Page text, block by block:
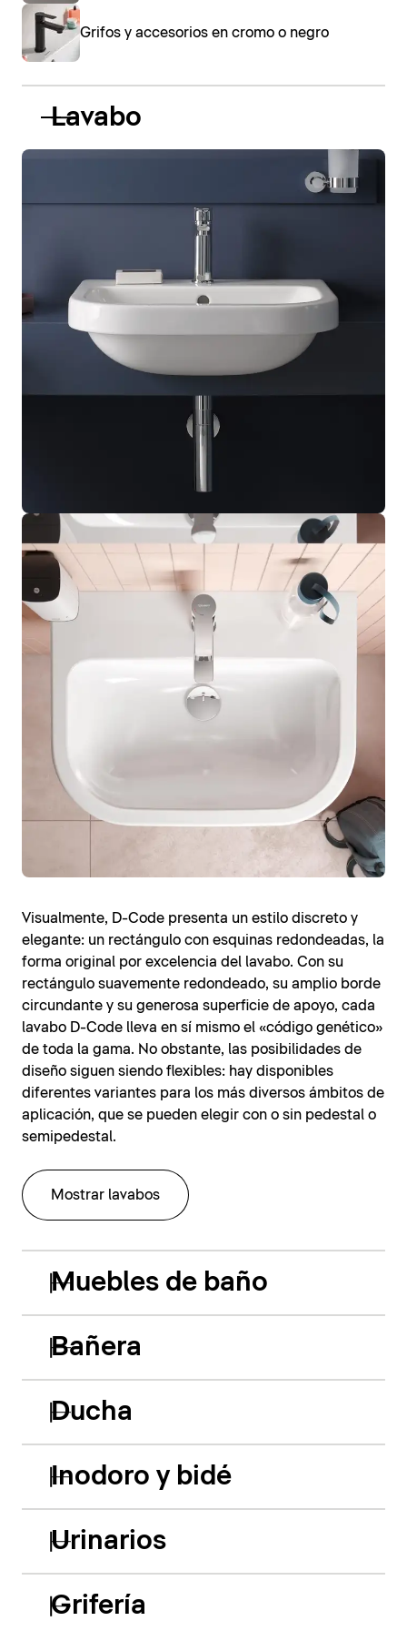
Grifos y accesorios en cromo o negro
Lavabo
Visualmente, D-Code presenta un estilo discreto y
elegante: un rectángulo con esquinas redondeadas, la
forma original por excelencia del lavabo. Con su
rectángulo suavemente redondeado, su amplio borde
circundante y su generosa superficie de apoyo, cada
lavabo D-Code lleva en sí mismo el «código genético»
de toda la gama. No obstante, las posibilidades de
diseño siguen siendo flexibles: hay disponibles
diferentes variantes para los más diversos ámbitos de
aplicación, que se pueden elegir con o sin pedestal o
semipedestal.
Mostrar lavabos
Muebles de baño
Bañera
Ducha
Inodoro y bidé
Urinarios
Grifería